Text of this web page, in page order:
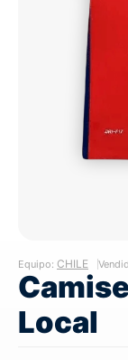
Equipo: CHILE
Local